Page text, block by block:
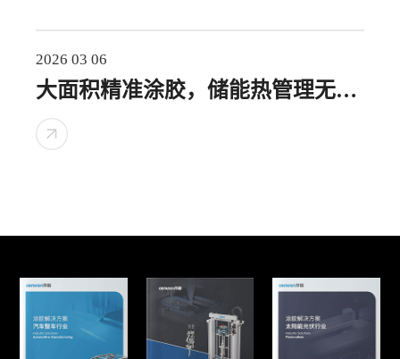
2026 03 06
大面积精准涂胶，储能热管理无
忧！高节拍大胶量如何达成？